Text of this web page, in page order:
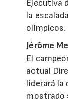
Ejecutiva
la
olímpicos.
Jérôme
El
actual
liderará la
mostrado